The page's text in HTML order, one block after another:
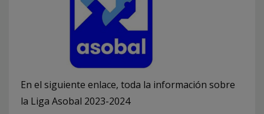
En el siguiente enlace, toda la información sobre
la Liga Asobal 2023-2024